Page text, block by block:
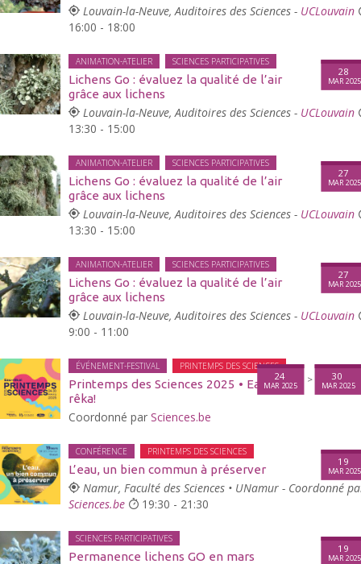
Louvain-la-Neuve, Auditoires des Sciences - UCLouvain
16:00 - 18:00
ANIMATION-ATELIER SCIENCES PARTICIPATIVES
Lichens Go : évaluez la qualité de l’air
grâce aux lichens
28
MAR 2025
Louvain-la-Neuve, Auditoires des Sciences - UCLouvain
13:30 - 15:00
ANIMATION-ATELIER SCIENCES PARTICIPATIVES
Lichens Go : évaluez la qualité de l’air
grâce aux lichens
27
MAR 2025
Louvain-la-Neuve, Auditoires des Sciences - UCLouvain
13:30 - 15:00
ANIMATION-ATELIER SCIENCES PARTICIPATIVES
Lichens Go : évaluez la qualité de l’air
grâce aux lichens
27
MAR 2025
Louvain-la-Neuve, Auditoires des Sciences - UCLouvain
9:00 - 11:00
ÉVÉNEMENT-FESTIVAL PRINTEMPS DES SCIENCES
Printemps des Sciences 2025 • Eau-
rêka!
24
MAR 2025
> 30
MAR 2025
Coordonné par Sciences.be
CONFÉRENCE PRINTEMPS DES SCIENCES
L’eau, un bien commun à préserver
19
MAR 2025
Namur, Faculté des Sciences • UNamur - Coordonné
Sciences.be
19:30 - 21:30
SCIENCES PARTICIPATIVES
Permanence lichens GO en mars
19
MAR 2025